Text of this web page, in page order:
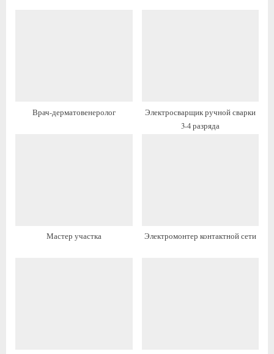
Врач-дерматовенеролог
Электросварщик ручной сварки
3-4 разряда
Мастер участка Электромонтер контактной сети